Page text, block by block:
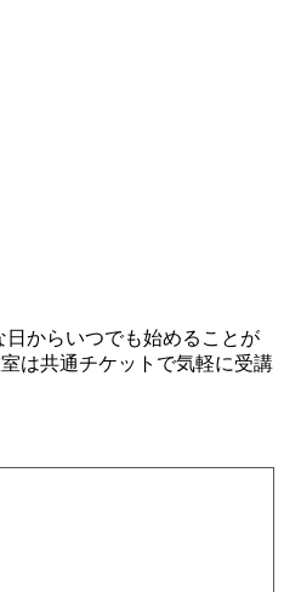
からいつでも始めることが
は共通チケットで気軽に受講